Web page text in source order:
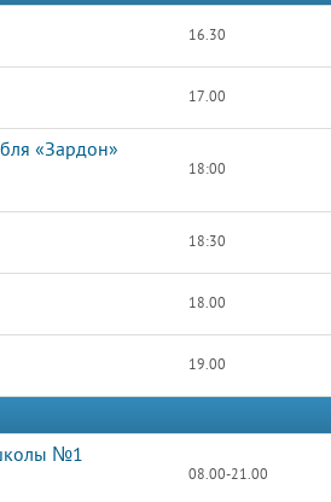
16.30
17.00
«Зардон»
18:00
18:30
18.00
19.00
школы №1
08.00-21.00